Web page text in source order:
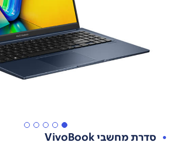
סדרת מחשבי VivoBook